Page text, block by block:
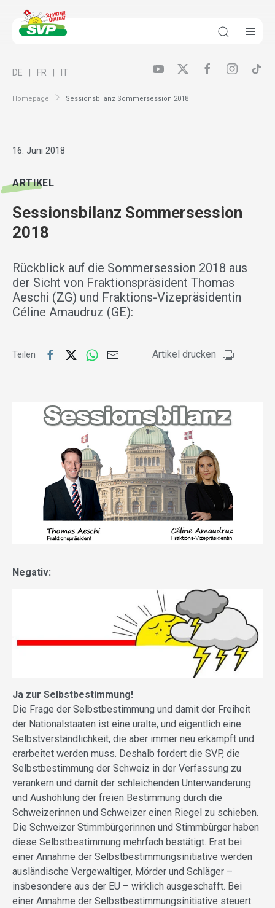
Homepage Sessionsbilanz Sommersession 2018
DE FR IT
16. Juni 2018
ARTIKEL
Sessionsbilanz Sommersession
2018
Rückblick auf die Sommersession 2018 aus
der Sicht von Fraktionspräsident Thomas
Aeschi (ZG) und Fraktions-Vizepräsidentin
Céline Amaudruz (GE):
Teilen Artikel drucken
Negativ:
Ja zur Selbstbestimmung!
Die Frage der Selbstbestimmung und damit der Freiheit
der Nationalstaaten ist eine uralte, und eigentlich eine
Selbstverständlichkeit, die aber immer neu erkämpft und
erarbeitet werden muss. Deshalb fordert die SVP, die
Selbstbestimmung der Schweiz in der Verfassung zu
verankern und damit der schleichenden Unterwanderung
und Aushöhlung der freien Bestimmung durch die
Schweizerinnen und Schweizer einen Riegel zu schieben.
Die Schweizer Stimmbürgerinnen und Stimmbürger haben
diese Selbstbestimmung mehrfach bestätigt. Erst bei
einer Annahme der Selbstbestimmungsinitiative werden
ausländische Vergewaltiger, Mörder und Schläger –
insbesondere aus der EU – wirklich ausgeschafft. Bei
einer Annahme der Selbstbestimmungsinitiative steuert